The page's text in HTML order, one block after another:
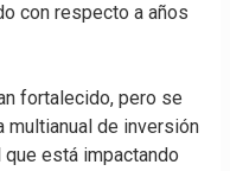
con respecto a años
fortalecido, pero se
multianual de inversión
está impactando